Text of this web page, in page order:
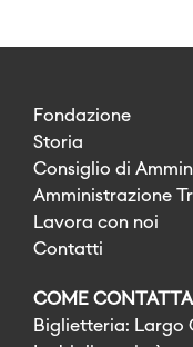
Fondazione
Storia
Consiglio di
Amministrazione
Lavora con noi
Contatti
COME
Biglietteria: Largo